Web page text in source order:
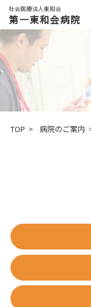
社会医療法人東和会
第一東和会病院
TOP 病院のご案内